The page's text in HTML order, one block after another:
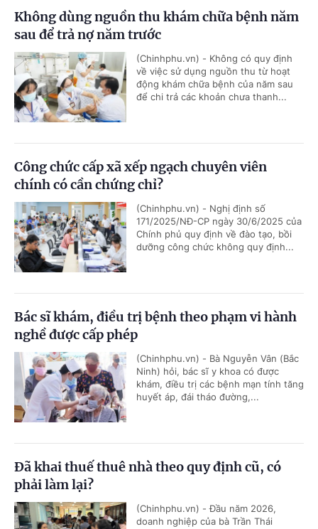
Không dùng nguồn thu khám chữa bệnh năm
sau để trả nợ năm trước
(Chinhphu.vn) - Không có quy định
về việc sử dụng nguồn thu từ hoạt
động khám chữa bệnh của năm sau
để chi trả các khoản chưa thanh...
Công chức cấp xã xếp ngạch chuyên viên
chính có cần chứng chỉ?
(Chinhphu.vn) - Nghị định số
171/2025/NĐ-CP ngày 30/6/2025 của
Chính phủ quy định về đào tạo, bồi
dưỡng công chức không quy định...
Bác sĩ khám, điều trị bệnh theo phạm vi hành
nghề được cấp phép
(Chinhphu.vn) - Bà Nguyễn Vân (Bắc
Ninh) hỏi, bác sĩ y khoa có được
khám, điều trị các bệnh mạn tính tăng
huyết áp, đái tháo đường,...
Đã khai thuế thuê nhà theo quy định cũ, có
phải làm lại?
(Chinhphu.vn) - Đầu năm 2026,
doanh nghiệp của bà Trần Thái